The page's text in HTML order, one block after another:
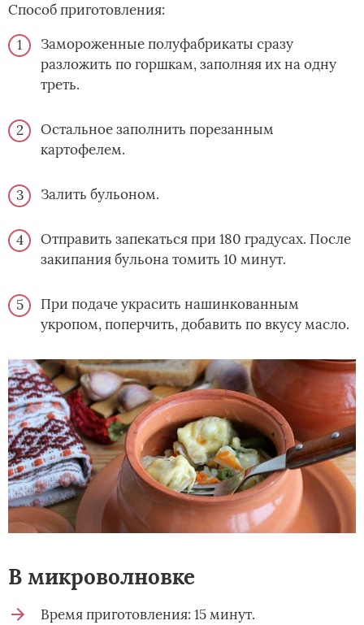
Способ приготовления:
Замороженные полуфабрикаты сразу
разложить по горшкам, заполняя их на одну
треть.
Остальное заполнить порезанным
картофелем.
Залить бульоном.
Отправить запекаться при 180 градусах. После
закипания бульона томить 10 минут.
При подаче украсить нашинкованным
укропом, поперчить, добавить по вкусу масло.
В микроволновке
Время приготовления: 15 минут.